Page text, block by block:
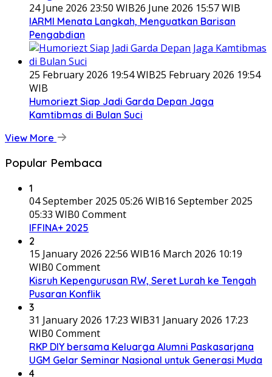
24 June 2026 23:50 WIB26 June 2026 15:57 WIB
IARMI Menata Langkah, Menguatkan Barisan
Pengabdian
25 February 2026 19:54 WIB25 February 2026 19:54
WIB
Humoriezt Siap Jadi Garda Depan Jaga
Kamtibmas di Bulan Suci
View More
Popular Pembaca
1
04 September 2025 05:26 WIB16 September 2025
05:33 WIB0 Comment
IFFINA+ 2025
2
15 January 2026 22:56 WIB16 March 2026 10:19
WIB0 Comment
Kisruh Kepengurusan RW, Seret Lurah ke Tengah
Pusaran Konflik
3
31 January 2026 17:23 WIB31 January 2026 17:23
WIB0 Comment
RKP DIY bersama Keluarga Alumni Paskasarjana
UGM Gelar Seminar Nasional untuk Generasi Muda
4